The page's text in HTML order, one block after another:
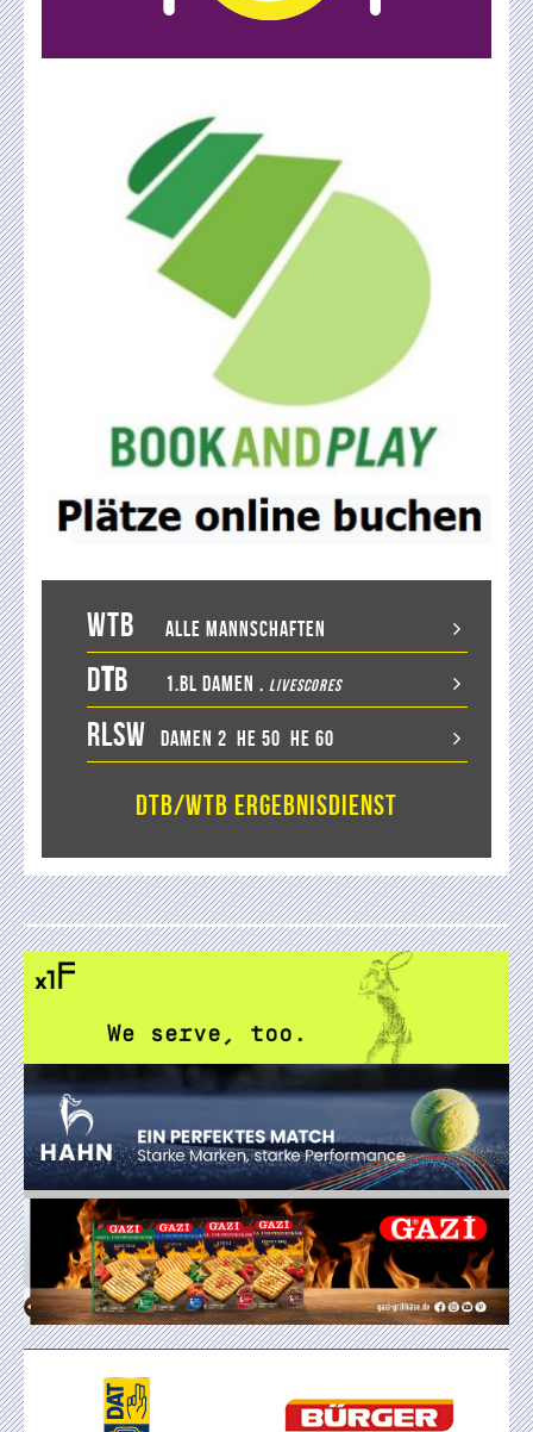
WTB Alle Mannschaften
DTB 1.BL Damen . LiveScores
RLSW Damen 2 He 50 He 60
DTB/WTB Ergebnisdienst